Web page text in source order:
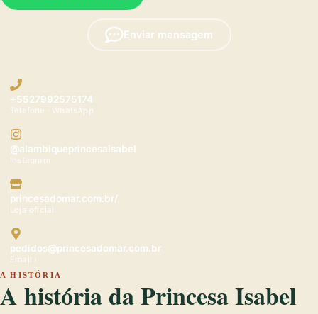
Enviar mensagem
+5527992575174
Telefone · WhatsApp
@alambiqueprincesaisabel
Instagram
princesadomar.com.br/
Loja oficial
pedidos@princesadomar.com.br
Email ›
A HISTÓRIA
A história da Princesa Isabel